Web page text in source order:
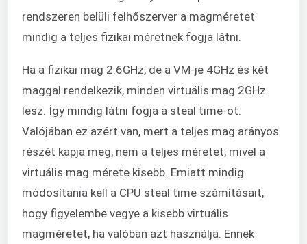
rendszeren belüli felhőszerver a magméretet
mindig a teljes fizikai méretnek fogja látni.
Ha a fizikai mag 2.6GHz, de a VM-je 4GHz és két
maggal rendelkezik, minden virtuális mag 2GHz
lesz. Így mindig látni fogja a steal time-ot.
Valójában ez azért van, mert a teljes mag arányos
részét kapja meg, nem a teljes méretet, mivel a
virtuális mag mérete kisebb. Emiatt mindig
módosítania kell a CPU steal time számításait,
hogy figyelembe vegye a kisebb virtuális
magméretet, ha valóban azt használja. Ennek